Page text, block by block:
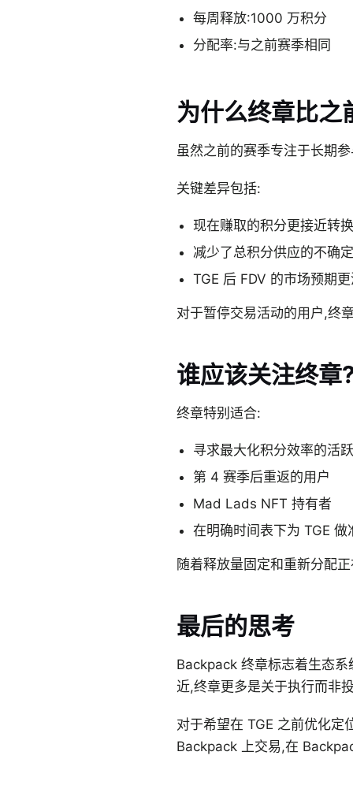
每周释放:1000 万积分
分配率:与之前赛季相同
为什么终章比之
虽然之前的赛季专注于长期
关键差异包括:
现在赚取的积分更接近转
减少了总积分供应的不确
TGE 后 FDV 的市场预期
对于暂停交易活动的用户,终
谁应该关注终章
终章特别适合:
寻求最大化积分效率的活
第 4 赛季后重返的用户
Mad Lads NFT 持有者
在明确时间表下为 TGE 做
随着释放量固定和重新分配
最后的思考
Backpack 终章标志着生态
近,终章更多是关于执行而非
对于希望在 TGE 之前优化
Backpack 上交易,在